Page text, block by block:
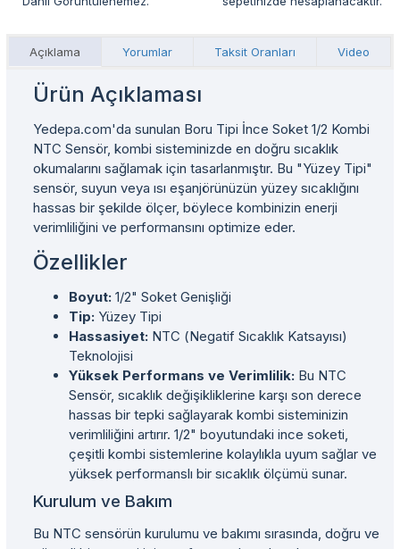
Açıklama Yorumlar Taksit Oranları Video
Ürün Açıklaması
Yedepa.com'da sunulan Boru Tipi İnce Soket 1/2 Kombi
NTC Sensör, kombi sisteminizde en doğru sıcaklık
okumalarını sağlamak için tasarlanmıştır. Bu "Yüzey Tipi"
sensör, suyun veya ısı eşanjörünüzün yüzey sıcaklığını
hassas bir şekilde ölçer, böylece kombinizin enerji
verimliliğini ve performansını optimize eder.
Özellikler
Boyut: 1/2" Soket Genişliği
Tip: Yüzey Tipi
Hassasiyet: NTC (Negatif Sıcaklık Katsayısı)
Teknolojisi
Yüksek Performans ve Verimlilik: Bu NTC
Sensör, sıcaklık değişikliklerine karşı son derece
hassas bir tepki sağlayarak kombi sisteminizin
verimliliğini artırır. 1/2" boyutundaki ince soketi,
çeşitli kombi sistemlerine kolaylıkla uyum sağlar ve
yüksek performanslı bir sıcaklık ölçümü sunar.
Kurulum ve Bakım
Bu NTC sensörün kurulumu ve bakımı sırasında, doğru ve